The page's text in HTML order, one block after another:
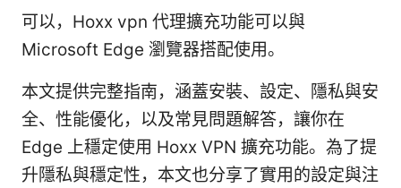
可以，Hoxx vpn 代理擴充功能可以與
Microsoft Edge 瀏覽器搭配使用。
本文提供完整指南，涵蓋安裝、設定、隱私與安
全、性能優化，以及常見問題解答，讓你在
Edge 上穩定使用 Hoxx VPN 擴充功能。為了提
升隱私與穩定性，本文也分享了實用的設定與注